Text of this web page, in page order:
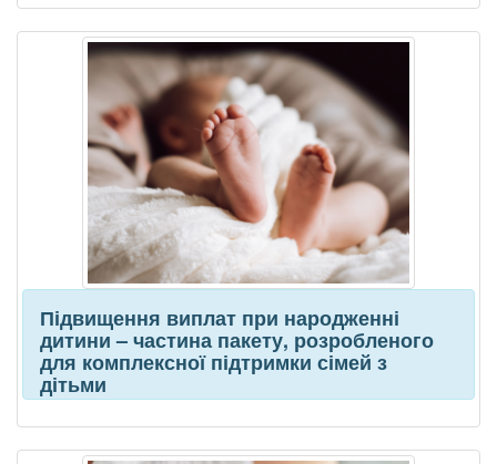
Підвищення виплат при народженні
дитини – частина пакету, розробленого
для комплексної підтримки сімей з
дітьми